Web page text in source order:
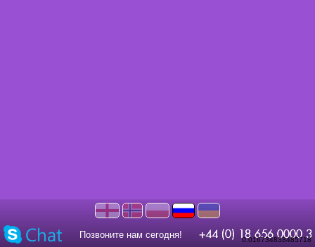
Позвоните нам сегодня! 0.016734838485718